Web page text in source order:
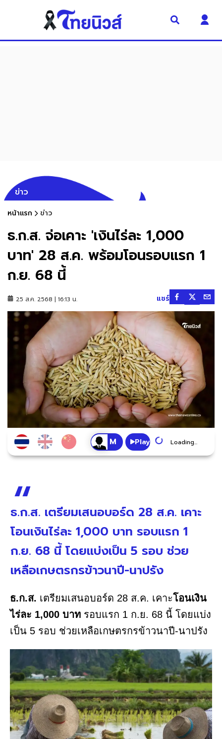
ข่าว
หน้าแรก ข่าว
ธ.ก.ส. จ่อเคาะ 'เงินไร่ละ 1,000
บาท' 28 ส.ค. พร้อมโอนรอบแรก 1
ก.ย. 68 นี้
25 ส.ค. 2568 | 16:13 น. แชร์
Play Loading...
ธ.ก.ส. เตรียมเสนอบอร์ด 28 ส.ค. เคาะ
โอนเงินไร่ละ 1,000 บาท รอบแรก 1
ก.ย. 68 นี้ โดยแบ่งเป็น 5 รอบ ช่วย
เหลือเกษตรกรข้าวนาปี-นาปรัง
ธ.ก.ส. เตรียมเสนอบอร์ด 28 ส.ค. เคาะโอนเงิน
ไร่ละ 1,000 บาท รอบแรก 1 ก.ย. 68 นี้ โดยแบ่ง
เป็น 5 รอบ ช่วยเหลือเกษตรกรข้าวนาปี-นาปรัง